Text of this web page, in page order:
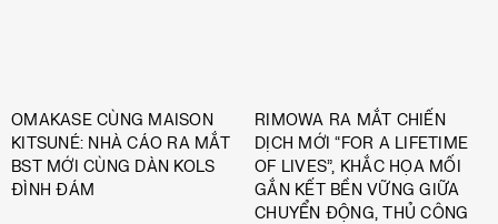
OMAKASE CÙNG MAISON
KITSUNÉ: NHÀ CÁO RA MẮT
BST MỚI CÙNG DÀN KOLS
ĐÌNH ĐÁM
RIMOWA RA MẮT CHIẾN
DỊCH MỚI “FOR A LIFETIME
OF LIVES”, KHẮC HỌA MỐI
GẮN KẾT BỀN VỮNG GIỮA
CHUYỂN ĐỘNG, THỦ CÔNG